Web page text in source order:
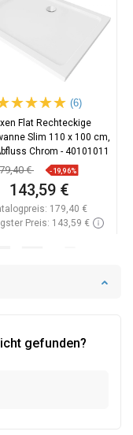
gefunden?
(6)
Flat Rechteckige
Slim 110 x 100 cm,
Chrom - 40101011
€ -19,96%
143,59 €
179,40 €
Preis: 143,59 €